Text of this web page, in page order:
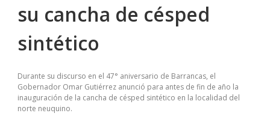
su cancha de césped
sintético
Durante su discurso en el 47° aniversario de Barrancas, el
Gobernador Omar Gutiérrez anunció para antes de fin de año la
inauguración de la cancha de césped sintético en la localidad del
norte neuquino.